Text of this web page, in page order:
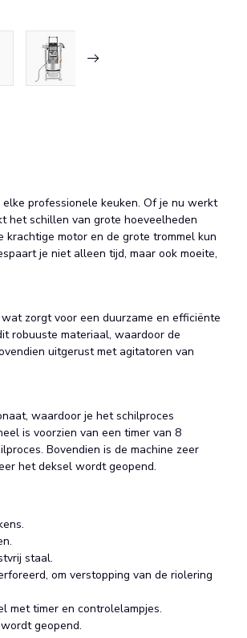
professionele keuken. Of je nu werkt
het schillen van grote hoeveelheden
motor en de grote trommel kun
je niet alleen tijd, maar ook moeite,
zorgt voor een duurzame en efficiënte
robuuste materiaal, waardoor de
uitgerust met agitatoren van
waardoor je het schilproces
is voorzien van een timer van 8
Bovendien is de machine zeer
het deksel wordt geopend.
staal.
om verstopping van de riolering
met timer en controlelampjes.
geopend.